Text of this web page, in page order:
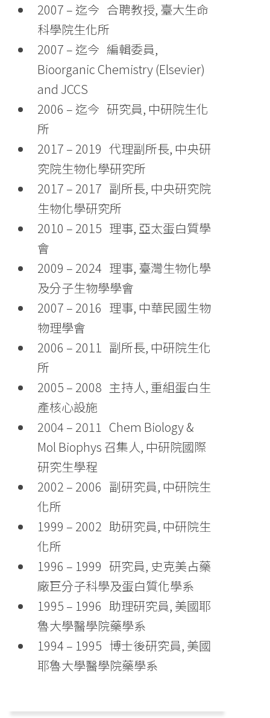
2007 – 迄今 合聘教授, 臺大生命
科學院生化所
2007 – 迄今 編輯委員,
Bioorganic Chemistry (Elsevier)
and JCCS
2006 – 迄今 研究員, 中研院生化
所
2017 – 2019 代理副所長, 中央研
究院生物化學研究所
2017 – 2017 副所長, 中央研究院
生物化學研究所
2010 – 2015 理事, 亞太蛋白質學
會
2009 – 2024 理事, 臺灣生物化學
及分子生物學學會
2007 – 2016 理事, 中華民國生物
物理學會
2006 – 2011 副所長, 中研院生化
所
2005 – 2008 主持人, 重組蛋白生
產核心設施
2004 – 2011 Chem Biology &
Mol Biophys 召集人, 中研院國際
研究生學程
2002 – 2006 副研究員, 中研院生
化所
1999 – 2002 助研究員, 中研院生
化所
1996 – 1999 研究員, 史克美占藥
廠巨分子科學及蛋白質化學系
1995 – 1996 助理研究員, 美國耶
魯大學醫學院藥學系
1994 – 1995 博士後研究員, 美國
耶魯大學醫學院藥學系